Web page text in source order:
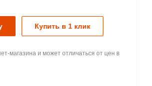
Купить в 1 клик
магазина и может отличаться от цен в